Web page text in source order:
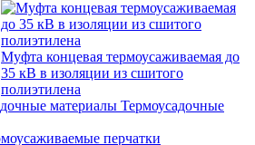
Муфта концевая термоусаживаемая до
35 кВ в изоляции из сшитого
полиэтилена
Термоусадочные